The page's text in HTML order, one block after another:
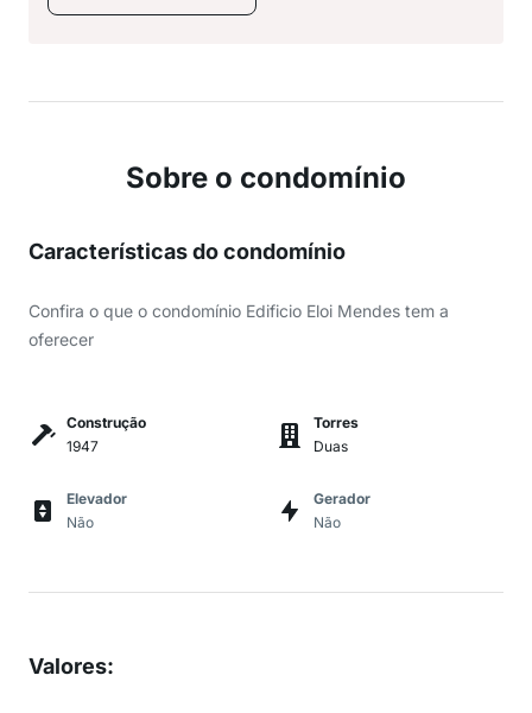
Sobre o condomínio
Características do condomínio
Confira o que o condomínio Edificio Eloi Mendes tem a
oferecer
Construção
1947
Torres
Duas
Elevador
Não
Gerador
Não
Valores: